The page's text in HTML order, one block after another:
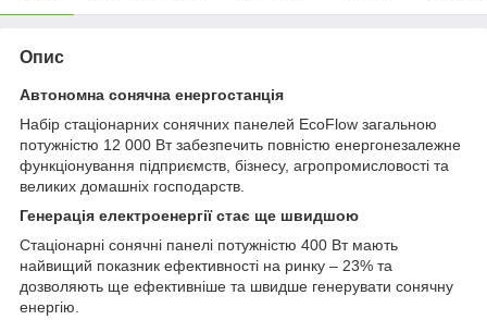
Опис
Автономна сонячна енергостанція
Набір стаціонарних сонячних панелей EcoFlow загальною
потужністю 12 000 Вт забезпечить повністю енергонезалежне
функціонування підприємств, бізнесу, агропромисловості та
великих домашніх господарств.
Генерація електроенергії стає ще швидшою
Стаціонарні сонячні панелі потужністю 400 Вт мають
найвищий показник ефективності на ринку – 23% та
дозволяють ще ефективніше та швидше генерувати сонячну
енергію.